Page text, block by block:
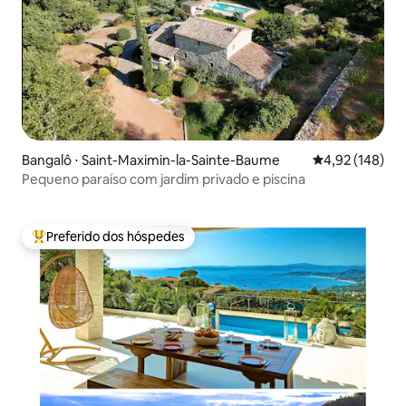
Bangalô ⋅ Saint-Maximin-la-Sainte-Baume 4,92 de uma
4,92 (148)
Pequeno paraíso com jardim privado e piscina
Entre os melhores preferidos dos hóspedes
Preferido dos hóspedes